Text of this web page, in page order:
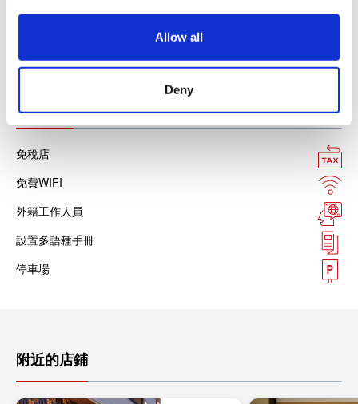
Allow all
Deny
微信支付
設施服務
免稅店
免費WIFI
外籍工作人員
設置多語種手冊
停車場
附近的店鋪